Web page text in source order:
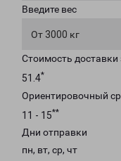
Введите вес
От 3000 кг
Стоимость
51.4*
Ориентировочный
11 - 15**
Дни отправки
пн, вт, ср, чт